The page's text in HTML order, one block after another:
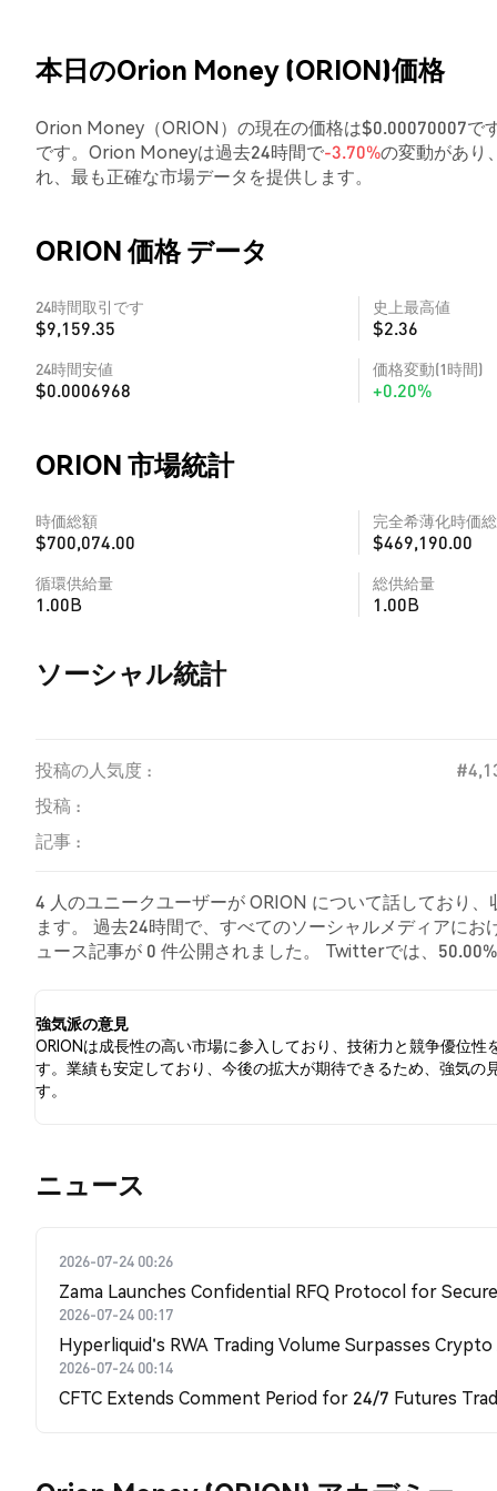
本日のOrion Money (ORION)価格
Orion Money（ORION）の現在の価格は$0.00070007で
です。Orion Moneyは過去24時間で-3.70%の変動があり
れ、最も正確な市場データを提供します。
ORION 価格 データ
24時間取引です
$9,159.35
史上最高値
$2.36
24時間安値
$0.0006968
価格変動(1時間)
+0.20%
ORION 市場統計
時価総額
$700,074.00
完全希薄化時価
$469,190.00
循環供給量
1.00B
総供給量
1.00B
ソーシャル統計
投稿の人気度 :
投稿 :
記事 :
4 人のユニークユーザーが ORION について話しており
ます。 過去24時間で、すべてのソーシャルメディアに
ュース記事が 0 件公開されました。 Twitterでは、
強気派の意見
ORIONは成長性の高い市場に参入しており、技術力と競争優位性
す。業績も安定しており、今後の拡大が期待できるため、強気の
す。
​​ニュース​​
2026-07-24 00:26
Zama Launches Confidential RFQ Protocol for
2026-07-24 00:17
Hyperliquid's RWA Trading Volume Surpasses
2026-07-24 00:14
CFTC Extends Comment Period for 24/7 Futures